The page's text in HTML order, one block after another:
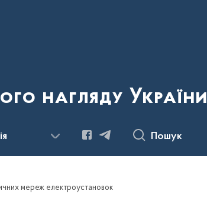
нагляду України
Пошук
мереж електроустановок